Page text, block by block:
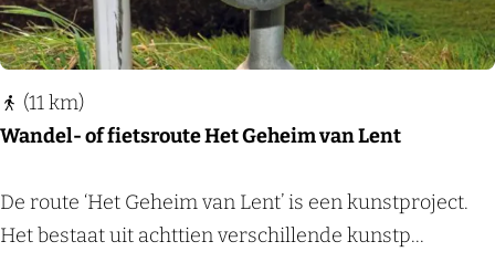
a
a
d
o
w
Wandel- of fietsroute Het Geheim van Lent
W
a
(11 km)
De route ‘Het Geheim van Lent’ is een kunstproject.
Het bestaat uit achttien verschillende kunstp...